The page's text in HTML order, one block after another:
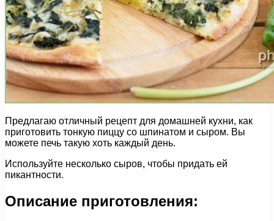
Предлагаю отличный рецепт для домашней кухни, как
приготовить тонкую пиццу со шпинатом и сыром. Вы
можете печь такую хоть каждый день.
Используйте несколько сыров, чтобы придать ей
пикантности.
Описание приготовления: